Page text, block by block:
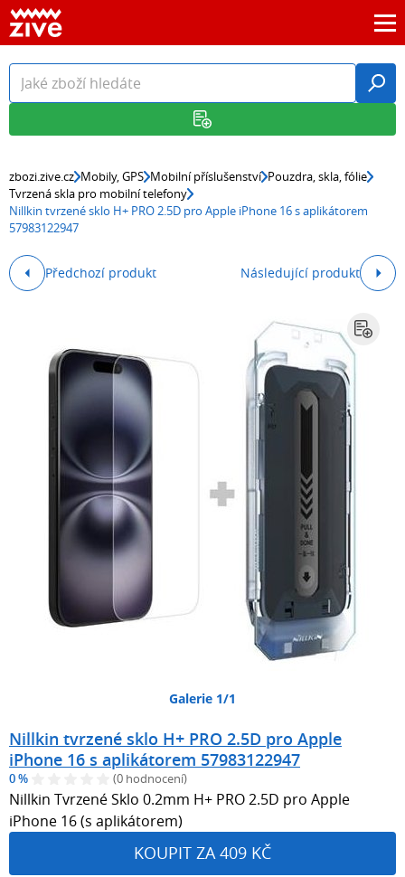
zbozi.zive.cz Mobily, GPS Mobilní příslušenství Pouzdra, skla, fólie
Tvrzená skla pro mobilní telefony
Nillkin tvrzené sklo H+ PRO 2.5D pro Apple iPhone 16 s aplikátorem
57983122947
Předchozí produkt Následující produkt
Galerie 1/1
Nillkin tvrzené sklo H+ PRO 2.5D pro Apple
iPhone 16 s aplikátorem 57983122947
0 % (0 hodnocení)
Nillkin Tvrzené Sklo 0.2mm H+ PRO 2.5D pro Apple
iPhone 16 (s aplikátorem)
KOUPIT ZA 409 KČ